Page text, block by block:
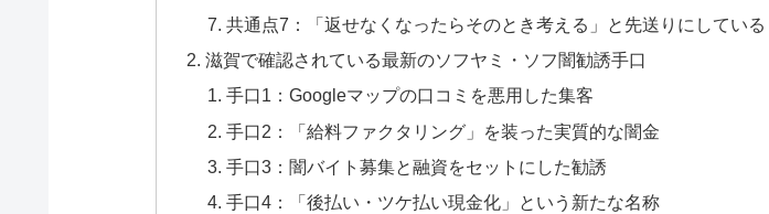
共通点7：「返せなくなったらそのとき考える」と先送りにしている
滋賀で確認されている最新のソフヤミ・ソフ闇勧誘手口
手口1：Googleマップの口コミを悪用した集客
手口2：「給料ファクタリング」を装った実質的な闇金
手口3：闇バイト募集と融資をセットにした勧誘
手口4：「後払い・ツケ払い現金化」という新たな名称